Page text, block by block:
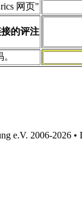
网页"
的评注
e.V. 2006-2026 •